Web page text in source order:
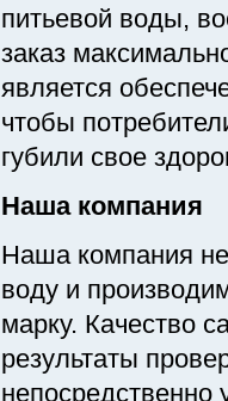
питьевой воды,
заказ
является
чтобы
губили свое
Наша компания
Наша компания
воду и
марку. Качество
результаты
непосредственно